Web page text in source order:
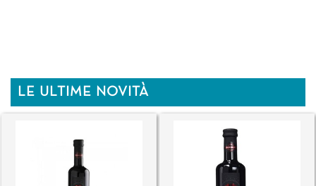
LE ULTIME NOVITÀ